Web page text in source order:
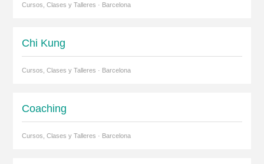
Cursos, Clases y Talleres · Barcelona
Chi Kung
Cursos, Clases y Talleres · Barcelona
Coaching
Cursos, Clases y Talleres · Barcelona